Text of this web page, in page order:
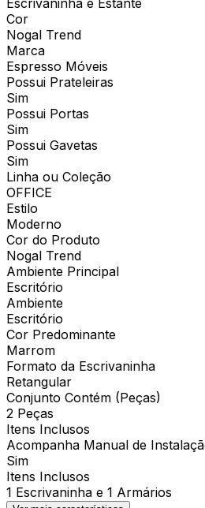
Cor
Nogal Trend
Marca
Espresso Móveis
Possui Prateleiras
Sim
Possui Portas
Sim
Possui Gavetas
Sim
Linha ou Coleção
OFFICE
Estilo
Moderno
Cor do Produto
Nogal Trend
Ambiente Principal
Escritório
Ambiente
Escritório
Cor Predominante
Marrom
Formato da Escrivaninha
Retangular
Conjunto Contém (Peças)
2 Peças
Itens Inclusos
Acompanha Manual de
Sim
Itens Inclusos
1 Escrivaninha e 1 Armários